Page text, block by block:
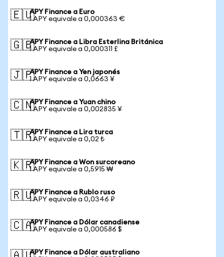
🇪🇺APY Finance a Euro
1 APY equivale a 0,000363 €
🇬🇧APY Finance a Libra Esterlina Británica
1 APY equivale a 0,000311 £
🇯🇵APY Finance a Yen japonés
1 APY equivale a 0,0663 ¥
🇨🇳APY Finance a Yuan chino
1 APY equivale a 0,002835 ¥
🇹🇷APY Finance a Lira turca
1 APY equivale a 0,02 ₺
🇰🇷APY Finance a Won surcoreano
1 APY equivale a 0,5915 ₩
🇷🇺APY Finance a Rublo ruso
1 APY equivale a 0,0346 ₽
🇨🇦APY Finance a Dólar canadiense
1 APY equivale a 0,000586 $
APY Finance a Dólar australiano